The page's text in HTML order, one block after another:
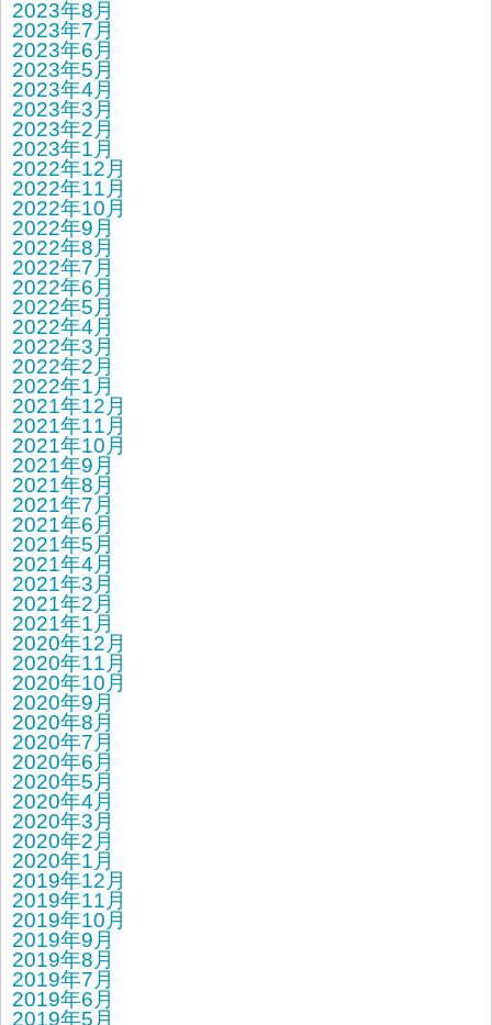
2023年8月
2023年7月
2023年6月
2023年5月
2023年4月
2023年3月
2023年2月
2023年1月
2022年12月
2022年11月
2022年10月
2022年9月
2022年8月
2022年7月
2022年6月
2022年5月
2022年4月
2022年3月
2022年2月
2022年1月
2021年12月
2021年11月
2021年10月
2021年9月
2021年8月
2021年7月
2021年6月
2021年5月
2021年4月
2021年3月
2021年2月
2021年1月
2020年12月
2020年11月
2020年10月
2020年9月
2020年8月
2020年7月
2020年6月
2020年5月
2020年4月
2020年3月
2020年2月
2020年1月
2019年12月
2019年11月
2019年10月
2019年9月
2019年8月
2019年7月
2019年6月
2019年5月